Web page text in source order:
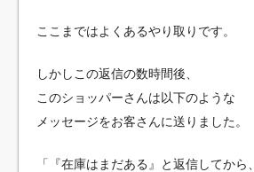
ここまではよくあるやり取りです。
しかしこの返信の数時間後、
このショッパーさんは以下のような
メッセージをお客さんに送りました。
「『在庫はまだある』と返信してから、